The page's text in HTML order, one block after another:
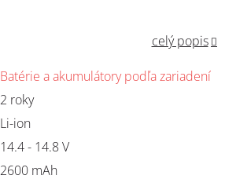
celý popis
Batérie a akumulátory podľa zariadení
2 roky
Li-ion
14.4 - 14.8 V
2600 mAh